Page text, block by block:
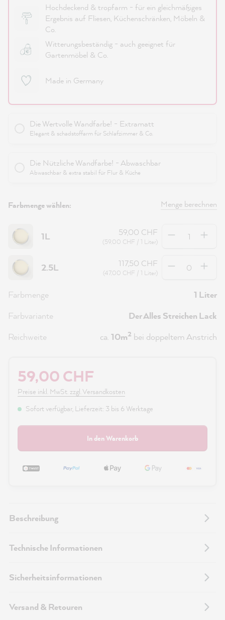
Hochdeckend & tropfarm - für ein gleichmäßiges
Ergebnis auf Fliesen, Küchenschränken, Möbeln &
Co.
Witterungsbeständig - auch geeignet für
Gartenmöbel & Co.
Made in Germany
Die Wertvolle Wandfarbe! - Extramatt
Elegant & schadstoffarm für Schlafzimmer & Co.
Die Nützliche Wandfarbe! - Abwaschbar
Abwaschbar & extra stabil für Flur & Küche
Farbmenge wählen: Menge berechnen
1L 59,00 CHF
(59,00 CHF / 1 Liter)
2.5L 117,50 CHF
(47,00 CHF / 1 Liter)
Farbmenge
1 Liter
Farbvariante
Der Alles Streichen Lack
Reichweite
ca. 10m2 bei doppeltem Anstrich
59,00 CHF
Preise inkl. MwSt. zzgl. Versandkosten
Sofort verfügbar, Lieferzeit: 3 bis 6 Werktage
In den Warenkorb
Beschreibung
Technische Informationen
Sicherheitsinformationen
Versand & Retouren